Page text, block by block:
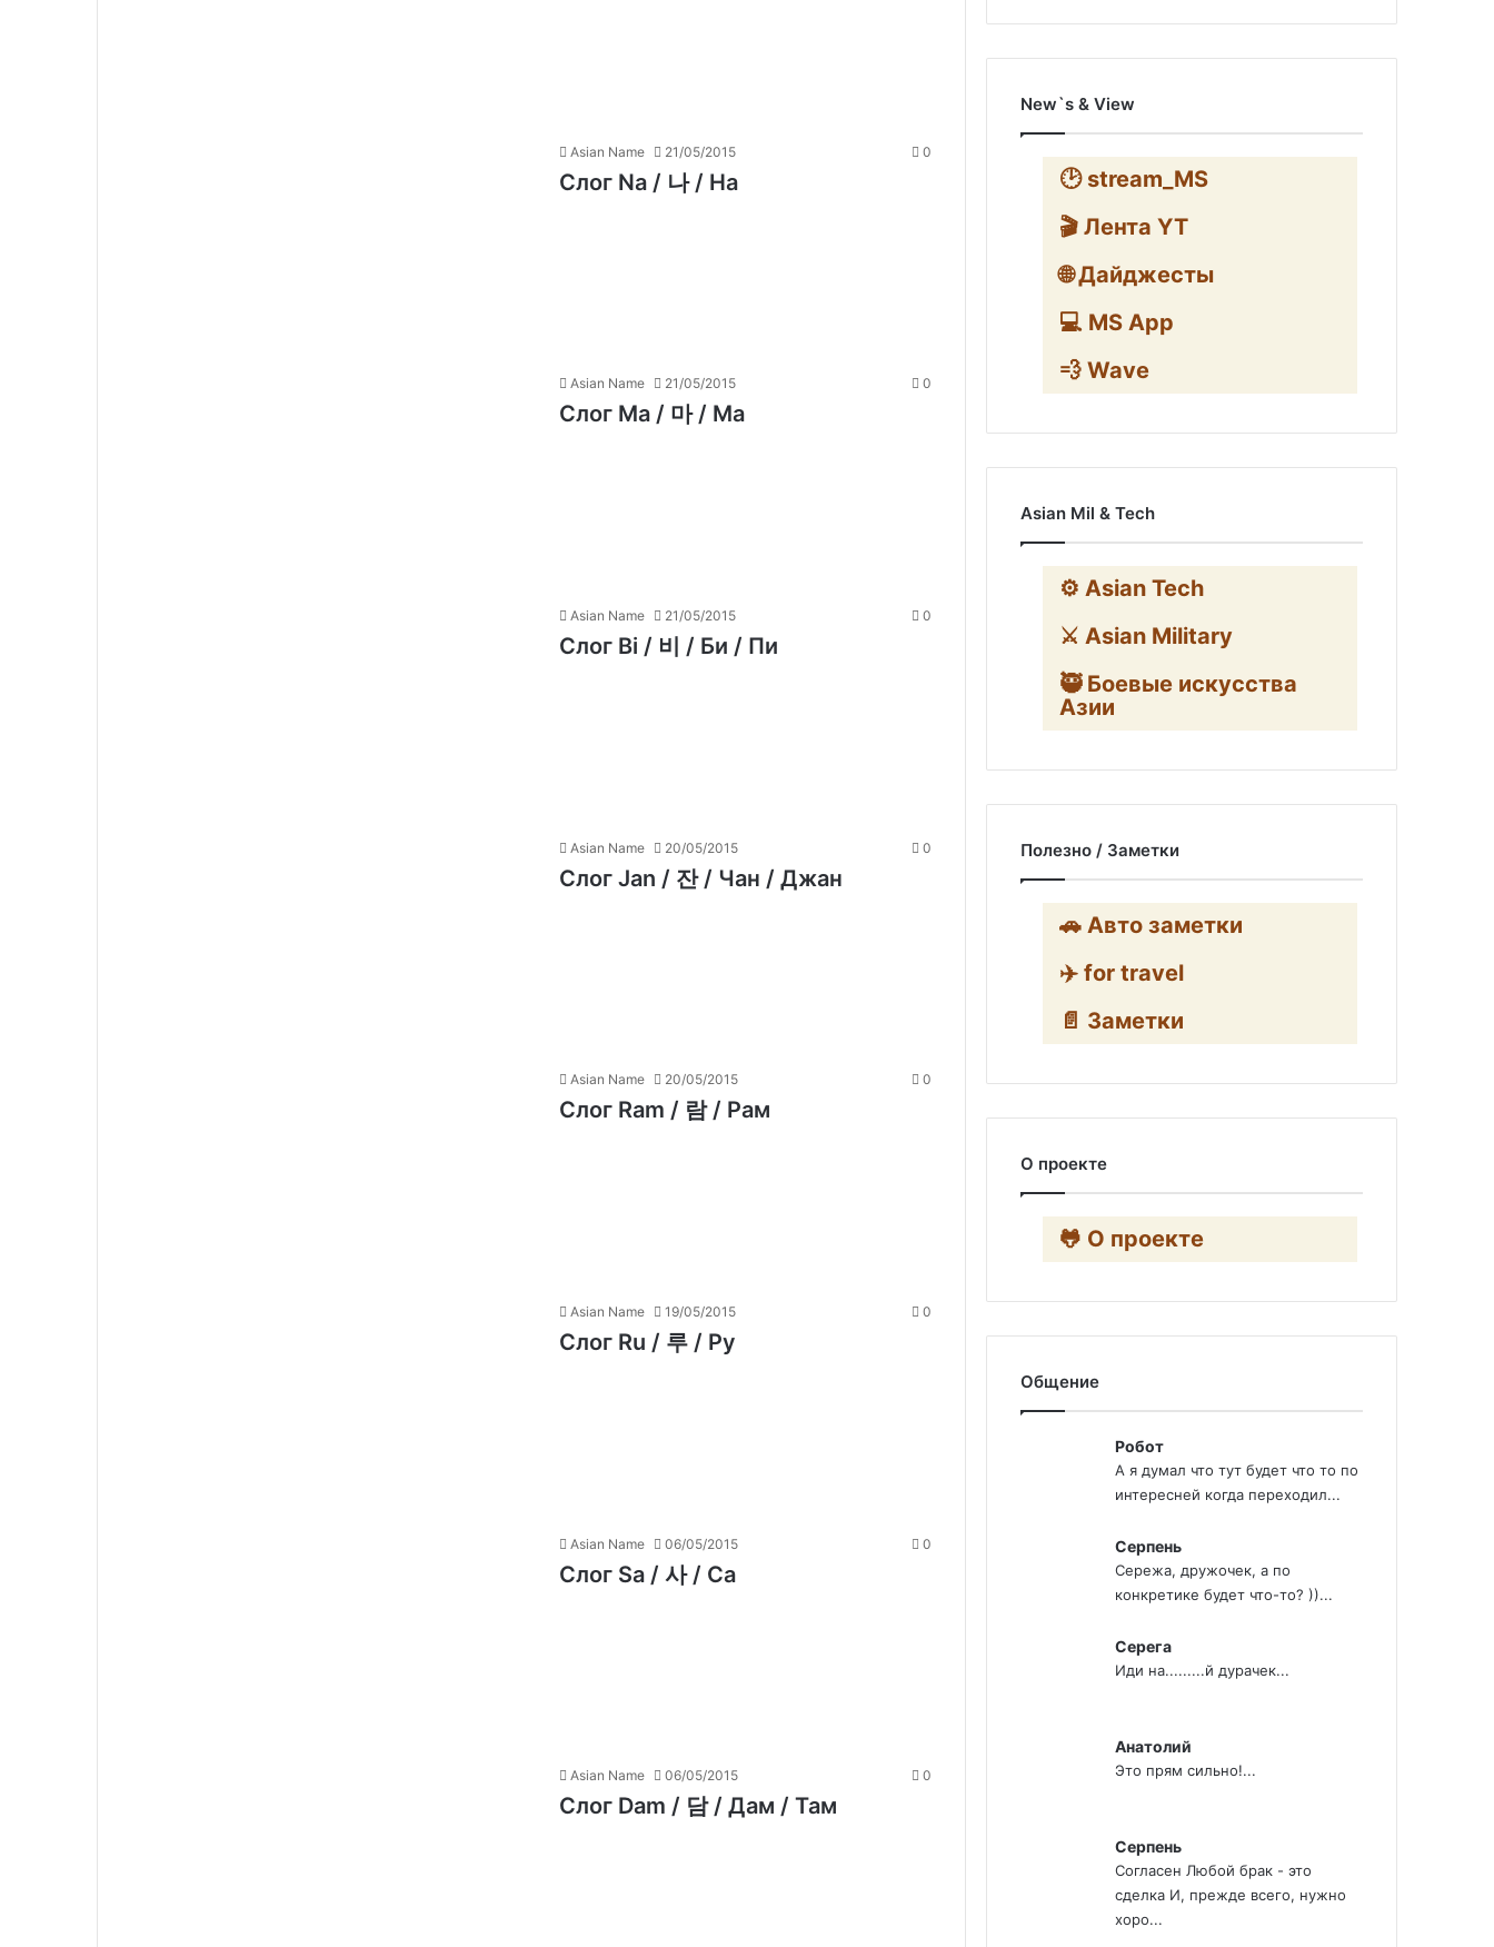
Asian Name 21/05/2015 0
Слог Na / 나 / На
Asian Name 21/05/2015 0
Слог Ma / 마 / Ма
Asian Name 21/05/2015 0
Слог Bi / 비 / Би / Пи
Asian Name 20/05/2015 0
Слог Jan / 잔 / Чан / Джан
Asian Name 20/05/2015 0
Слог Ram / 람 / Рам
Asian Name 19/05/2015 0
Слог Ru / 루 / Ру
Asian Name 06/05/2015 0
Слог Sa / 사 / Са
Asian Name 06/05/2015 0
Слог Dam / 담 / Дам / Там
New`s & View
🕑 stream_MS
🎬 Лента YT
🌐 Дайджесты
💻 MS App
💨 Wave
Asian Mil & Tech
⚙️ Asian Tech
⚔️ Asian Military
🥷 Боевые искусства
Азии
Полезно / Заметки
🚗 Авто заметки
✈️ for travel
📄 Заметки
О проекте
🐸 О проекте
Общение
Робот
А я думал что тут будет что то по
интересней когда переходил...
Серпень
Сережа, дружочек, а по
конкретике будет что-то? ))...
Серега
Иди на.........й дурачек...
Анатолий
Это прям сильно!...
Серпень
Согласен Любой брак - это
сделка И, прежде всего, нужно
хоро...